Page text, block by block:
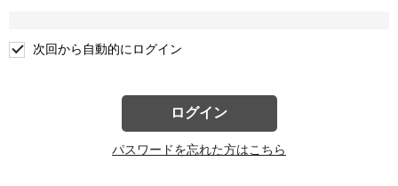
次回から自動的にログイン
ログイン
パスワードを忘れた方はこちら